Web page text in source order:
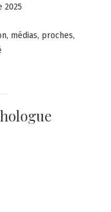
2025
, médias, proches,